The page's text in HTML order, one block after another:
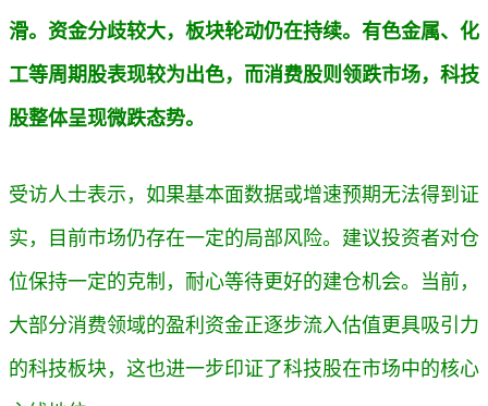
滑。资金分歧较大，板块轮动仍在持续。有色金属、化
工等周期股表现较为出色，而消费股则领跌市场，科技
股整体呈现微跌态势。
受访人士表示，如果基本面数据或增速预期无法得到证
实，目前市场仍存在一定的局部风险。 建议投资者对仓
位保持一定的克制，耐心等待更好的建仓机会。 当前，
大部分消费领域的盈利资金正逐步流入估值更具吸引力
的科技板块，这也进一步印证了科技股在市场中的核心